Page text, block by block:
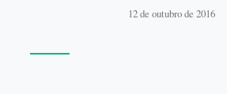
12 de outubro de 2016